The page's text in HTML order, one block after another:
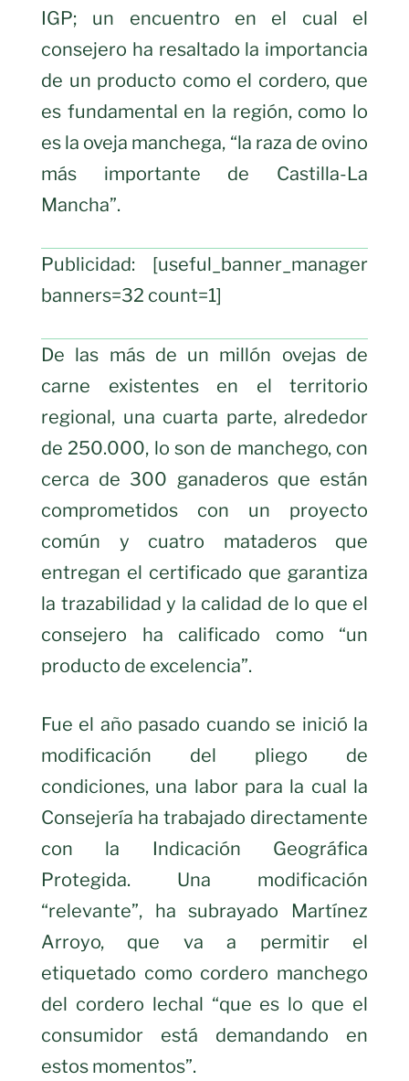
IGP; un encuentro en el cual el
consejero ha resaltado la importancia
de un producto como el cordero, que
es fundamental en la región, como lo
es la oveja manchega, “la raza de ovino
más importante de Castilla-La
Mancha”.
Publicidad: [useful_banner_manager
banners=32 count=1]
De las más de un millón ovejas de
carne existentes en el territorio
regional, una cuarta parte, alrededor
de 250.000, lo son de manchego, con
cerca de 300 ganaderos que están
comprometidos con un proyecto
común y cuatro mataderos que
entregan el certificado que garantiza
la trazabilidad y la calidad de lo que el
consejero ha calificado como “un
producto de excelencia”.
Fue el año pasado cuando se inició la
modificación del pliego de
condiciones, una labor para la cual la
Consejería ha trabajado directamente
con la Indicación Geográfica
Protegida. Una modificación
“relevante”, ha subrayado Martínez
Arroyo, que va a permitir el
etiquetado como cordero manchego
del cordero lechal “que es lo que el
consumidor está demandando en
estos momentos”.